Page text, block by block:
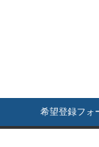
希望登録フォ